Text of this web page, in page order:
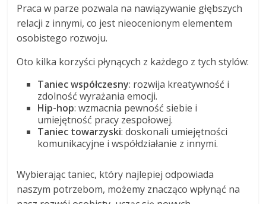
Praca w parze pozwala na nawiązywanie głębszych
relacji z innymi, co jest nieocenionym elementem
osobistego rozwoju.
Oto kilka korzyści płynących z każdego z tych stylów:
Taniec współczesny: rozwija kreatywność i
zdolność wyrażania emocji.
Hip-hop: wzmacnia pewność siebie i
umiejętność pracy zespołowej.
Taniec towarzyski: doskonali umiejętności
komunikacyjne i współdziałanie z innymi.
Wybierając taniec, który najlepiej odpowiada
naszym potrzebom, możemy znacząco wpłynąć na